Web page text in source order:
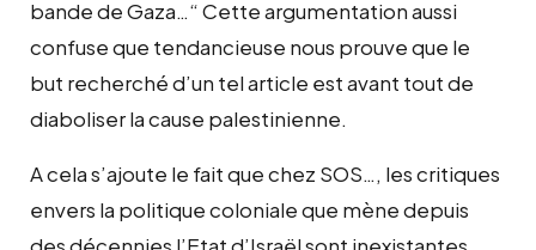
bande de Gaza…“Cette argumentation aussi
confuse que tendancieuse nous prouve que le
but recherché d’un tel article est avant tout de
diaboliser la cause palestinienne.
A cela s’ajoute le fait que chez SOS…, les critiques
envers la politique coloniale que mène depuis